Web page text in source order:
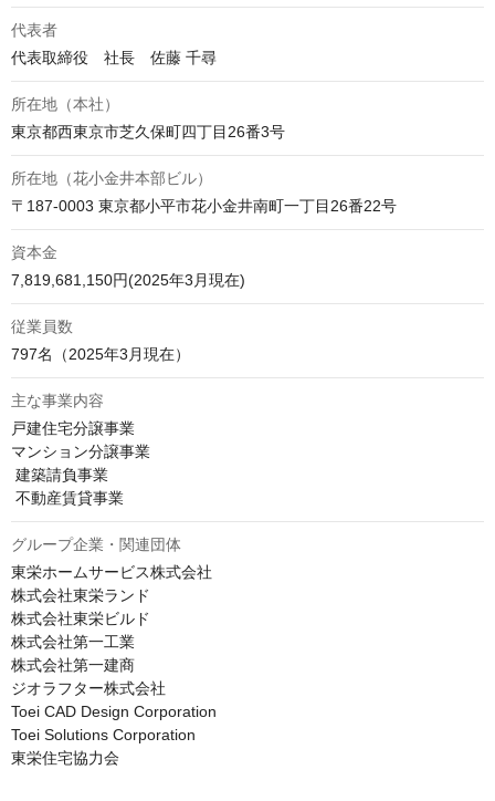
代表者
代表取締役　社長　佐藤 千尋
所在地（本社）
東京都西東京市芝久保町四丁目26番3号
所在地（花小金井本部ビル）
〒187-0003 東京都小平市花小金井南町一丁目26番22号
資本金
7,819,681,150円(2025年3月現在)
従業員数
797名（2025年3月現在）
主な事業内容
戸建住宅分譲事業
マンション分譲事業
不動産賃貸事業
グループ企業・関連団体
東栄ホームサービス株式会社
株式会社東栄ランド
株式会社東栄ビルド
株式会社第一工業
株式会社第一建商
ジオラフター株式会社
Toei CAD Design Corporation
Toei Solutions Corporation
東栄住宅協力会